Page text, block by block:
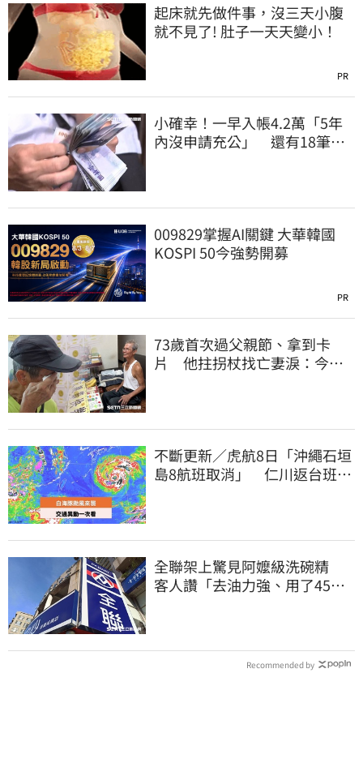
起床就先做件事，沒三天小腹
就不見了! 肚子一天天變小！
PR
小確幸！一早入帳4.2萬「5年
內沒申請充公」 還有18筆錢
009829掌握AI關鍵 大華韓國
KOSPI 50今強勢開募
PR
73歲首次過父親節、拿到卡
片 他拄拐杖找亡妻淚：今天
不斷更新／虎航8日「沖繩石垣
島8航班取消」 仁川返台班機
全聯架上驚見阿嬤級洗碗精
客人讚「去油力強、用了45
Recommended by